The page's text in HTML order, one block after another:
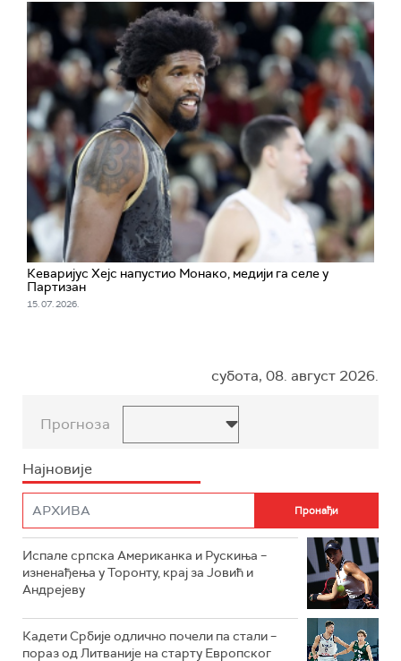
Кеваријус Хејс напустио Монако, медији га селе у
Партизан
15. 07. 2026.
субота, 08. август 2026.
Прогноза
Најновије
Испале српска Американка и Рускиња –
изненађења у Торонту, крај за Јовић и
Андрејеву
Кадети Србије одлично почели па стали –
пораз од Литваније на старту Европског